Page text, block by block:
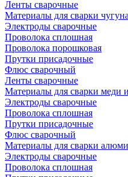
Ленты сварочные
Материалы для сварки
Электроды сварочные
Проволока сплошная
Проволока порошковая
Прутки присадочные
Флюс сварочный
Ленты сварочные
Материалы для сварки меди
Электроды сварочные
Проволока сплошная
Прутки присадочные
Флюс сварочный
Материалы для сварки
Электроды сварочные
Проволока сплошная